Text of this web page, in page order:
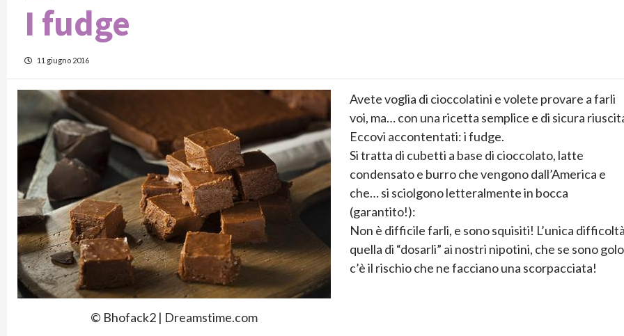
I fudge
11 giugno 2016
© Bhofack2 | Dreamstime.com
Avete voglia di cioccolatini e volete provare a farli
voi, ma… con una ricetta semplice e di sicura
Eccovi accontentati: i fudge.
Si tratta di cubetti a base di cioccolato, latte
condensato e burro che vengono dall’America e
che… si sciolgono letteralmente in bocca
(garantito!):
Non è difficile farli, e sono squisiti! L’unica
quella di “dosarli” ai nostri nipotini, che se sono
c’è il rischio che ne facciano una scorpacciata!